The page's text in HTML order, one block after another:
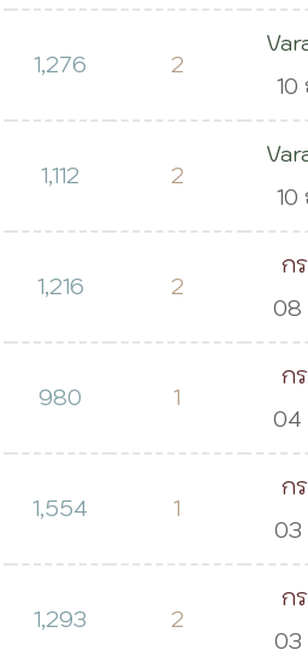
1,276 2
10
1,112 2
10
1,216 2
ก
วิ
08
980 1
ก
วิ
04
1,554 1
ก
วิ
03
1,293 2
ก
วิ
03